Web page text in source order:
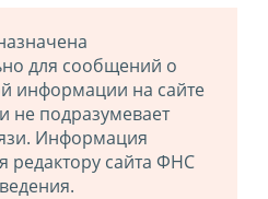
для сообщений о
информации на сайте
не подразумевает
Информация
редактору сайта ФНС